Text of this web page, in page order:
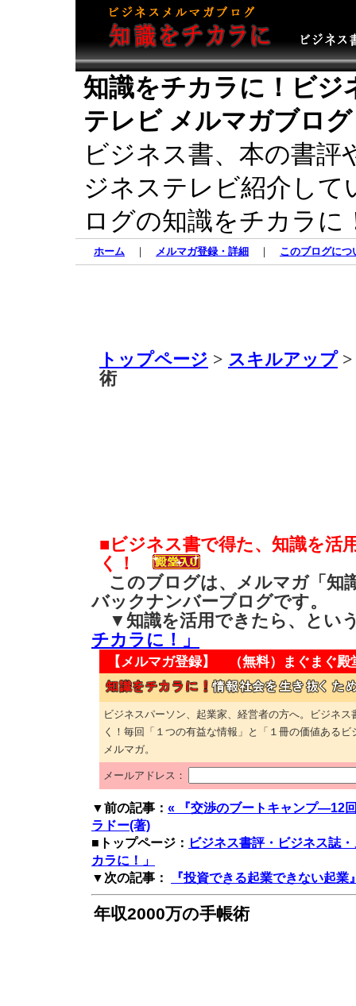
知識をチカラに！ビジ
テレビ メルマガブログ
ビジネス書、本の書評
ジネステレビ紹介し
ログの知識をチカラに
ホーム ｜ メルマガ登録・詳細 ｜ このブログにつ
トップページ > スキルアップ>
術
■ビジネス書で得た、知識を活
く！
このブログは、メルマガ「知
バックナンバーブログです。
▼知識を活用できたら、と
チカラに！」
【メルマガ登録】 （無料） まぐまぐ殿
ビジネスパーソン、起業家、経営者の方へ。ビジネ
く！毎回「１つの有益な情報」と「１冊の価値ある
メルマガ。
メールアドレス：
▼前の記事： « 『交渉のブートキャンプ―12
ラドー(著)
■トップページ： ビジネス書評・ビジネス誌
カラに！」
▼次の記事：
『投資できる起業できない起業
年収2000万の手帳術